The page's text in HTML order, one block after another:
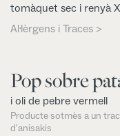
tomàquet sec i renyà
Al·lèrgens i Traces >
Pop sobre
i oli de pebre vermell
Producte sotmès a un
d'anisakis